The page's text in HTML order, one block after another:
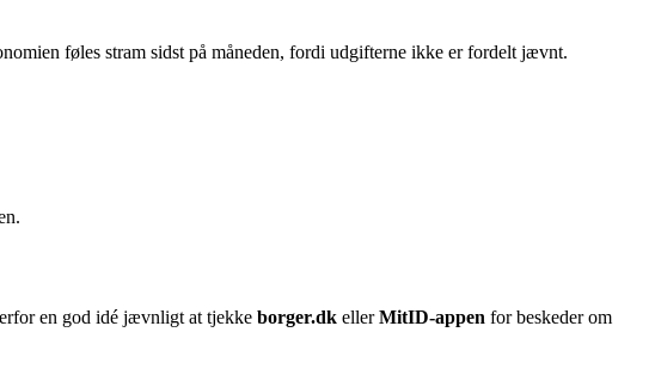
føles stram sidst på måneden, fordi udgifterne ikke er fordelt jævnt.
en god idé jævnligt at tjekke borger.dk ellerMitID-appen for beskeder om